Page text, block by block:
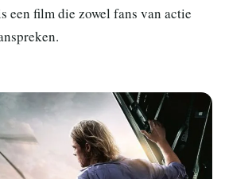
een film die zowel fans van actie